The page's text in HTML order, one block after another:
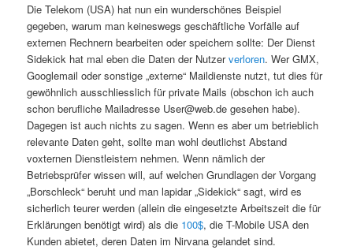
Die Telekom (USA) hat nun ein wunderschönes Beispiel
gegeben, warum man keineswegs geschäftliche Vorfälle auf
externen Rechnern bearbeiten oder speichern sollte: Der Dienst
Sidekick hat mal eben die Daten der Nutzerverloren. Wer GMX,
Googlemail oder sonstige „externe“ Maildienste nutzt, tut dies für
gewöhnlich ausschliesslich für private Mails (obschon ich auch
schon berufliche Mailadresse User@web.de gesehen habe).
Dagegen ist auch nichts zu sagen. Wenn es aber um betrieblich
relevante Daten geht, sollte man wohl deutlichst Abstand
voxternen Dienstleistern nehmen. Wenn nämlich der
Betriebsprüfer wissen will, auf welchen Grundlagen der Vorgang
„Borschleck“ beruht und man lapidar „Sidekick“ sagt, wird es
sicherlich teurer werden (allein die eingesetzte Arbeitszeit die für
Erklärungen benötigt wird) als die 100$, die T-Mobile USA den
Kunden abietet, deren Daten im Nirvana gelandet sind.